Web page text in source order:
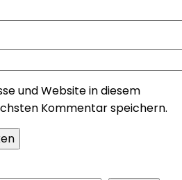
und Website in diesem
Kommentar speichern.